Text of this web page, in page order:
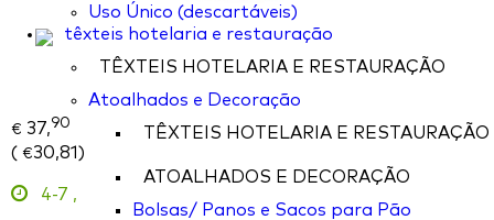
Uso Único (descartáveis)
têxteis hotelaria e restauração
TÊXTEIS HOTELARIA E RESTAURAÇÃO
Atoalhados e Decoração
TÊXTEIS HOTELARIA E RESTAURAÇÃO
ATOALHADOS E DECORAÇÃO
Bolsas/ Panos e Sacos para Pão
€ 37,90
( €30,81)
4-7 ,